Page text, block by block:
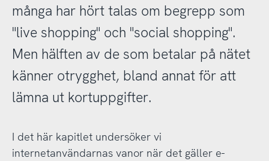
många har hört talas om begrepp som
"live shopping" och "social shopping".
Men hälften av de som betalar på nätet
känner otrygghet, bland annat för att
lämna ut kortuppgifter.
I det här kapitlet undersöker vi
internetanvändarnas vanor när det gäller e-